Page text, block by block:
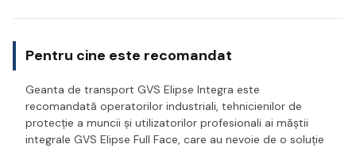
Pentru cine este recomandat
Geanta de transport GVS Elipse Integra este
recomandată operatorilor industriali, tehnicienilor de
protecție a muncii și utilizatorilor profesionali ai măștii
integrale GVS Elipse Full Face, care au nevoie de o soluție